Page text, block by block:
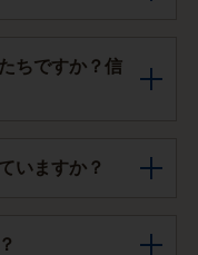
ちですか？信
いますか？